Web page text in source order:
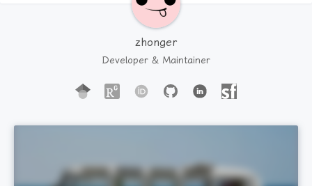
zhonger
Developer & Maintainer